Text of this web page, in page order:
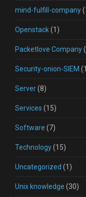
mind-fulfill-company
Openstack(1)
Packetlove Company
Security-onion-SIEM
Server(8)
Services (15)
Software (7)
Technology(15)
Uncategorized (1)
Unix knowledge (30)